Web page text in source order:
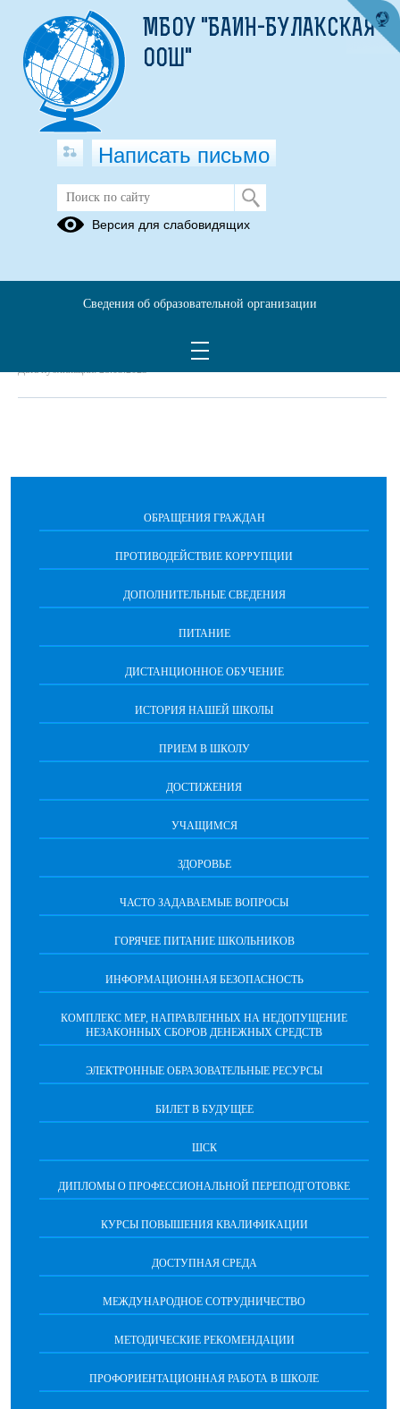
положение об организации питания
ОБРАЩЕНИЯ ГРАЖДАН
ПРОТИВОДЕЙСТВИЕ КОРРУПЦИИ
ДОПОЛНИТЕЛЬНЫЕ СВЕДЕНИЯ
ПИТАНИЕ
ДИСТАНЦИОННОЕ ОБУЧЕНИЕ
ИСТОРИЯ НАШЕЙ ШКОЛЫ
ПРИЕМ В ШКОЛУ
ДОСТИЖЕНИЯ
УЧАЩИМСЯ
ЗДОРОВЬЕ
ЧАСТО ЗАДАВАЕМЫЕ ВОПРОСЫ
ГОРЯЧЕЕ ПИТАНИЕ ШКОЛЬНИКОВ
ИНФОРМАЦИОННАЯ БЕЗОПАСНОCТЬ
КОМПЛЕКС МЕР, НАПРАВЛЕННЫХ НА НЕДОПУЩЕНИЕ
НЕЗАКОННЫХ СБОРОВ ДЕНЕЖНЫХ СРЕДСТВ
ЭЛЕКТРОННЫЕ ОБРАЗОВАТЕЛЬНЫЕ РЕСУРСЫ
БИЛЕТ В БУДУЩЕЕ
ШСК
ДИПЛОМЫ О ПРОФЕССИОНАЛЬНОЙ ПЕРЕПОДГОТОВКЕ
КУРСЫ ПОВЫШЕНИЯ КВАЛИФИКАЦИИ
ДОСТУПНАЯ СРЕДА
МЕЖДУНАРОДНОЕ СОТРУДНИЧЕСТВО
МЕТОДИЧЕСКИЕ РЕКОМЕНДАЦИИ
ПРОФОРИЕНТАЦИОННАЯ РАБОТА В ШКОЛЕ
МБОУ "БАИН-БУЛАКСКАЯ
ООШ"
Написать письмо
Версия для слабовидящих
Сведения об образовательной организации